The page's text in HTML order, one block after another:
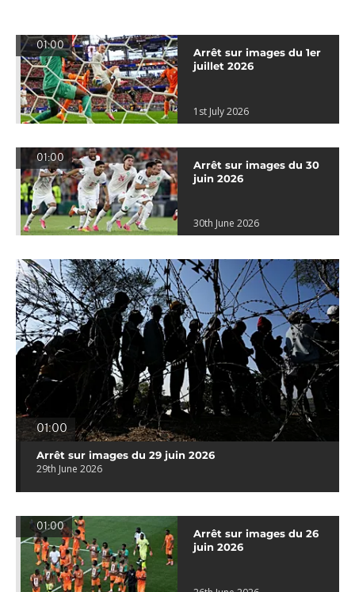
01:00
Arrêt sur images du 1er
juillet 2026
1st July 2026
01:00
Arrêt sur images du 30
juin 2026
30th June 2026
01:00
Arrêt sur images du 29 juin 2026
29th June 2026
01:00
Arrêt sur images du 26
juin 2026